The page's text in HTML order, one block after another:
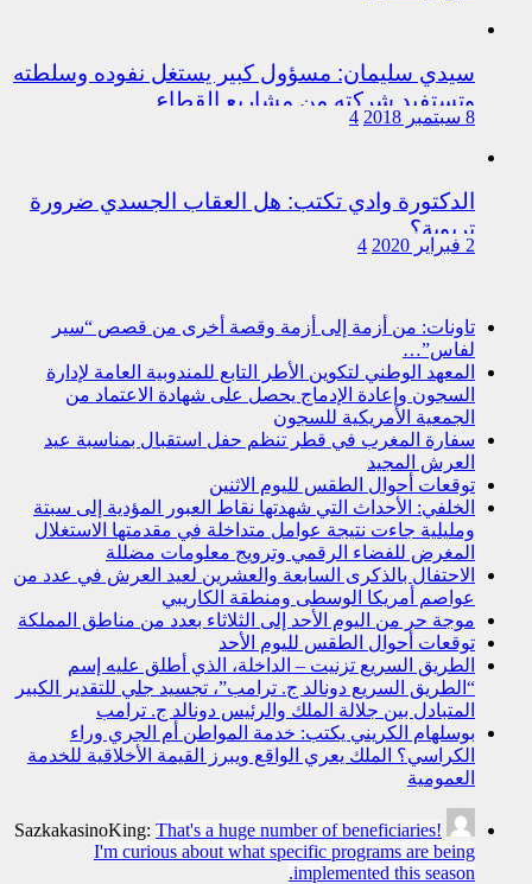
سيدي سليمان: مسؤول كبير يستغل نفوده وسلطته
وتستفيد شركته من مشاريع القطاع
8 سبتمبر 2018 4
الدكتورة وادي تكتب: هل العقاب الجسدي ضرورة
تربوية؟
2 فبراير 2020 4
تاونات: من أزمة إلى أزمة وقصة أخرى من قصص “سير
لفاس”…
المعهد الوطني لتكوين الأطر التابع للمندوبية العامة لإدارة
السجون وإعادة الإدماج يحصل على شهادة الاعتماد من
الجمعية الأمريكية للسجون
سفارة المغرب في قطر تنظم حفل استقبال بمناسبة عيد
العرش المجيد
توقعات أحوال الطقس لليوم الاثنين
الخلفي: الأحداث التي شهدتها نقاط العبور المؤدية إلى سبتة
ومليلية جاءت نتيجة عوامل متداخلة في مقدمتها الاستغلال
المغرض للفضاء الرقمي وترويج معلومات مضللة
الاحتفال بالذكرى السابعة والعشرين لعيد العرش في عدد من
عواصم أمريكا الوسطى ومنطقة الكاريبي
موجة حر من اليوم الأحد إلى الثلاثاء بعدد من مناطق المملكة
توقعات أحوال الطقس لليوم الأحد
الطريق السريع تزنيت – الداخلة، الذي أطلق عليه إسم
“الطريق السريع دونالد ج. ترامب”، تجسيد جلي للتقدير الكبير
المتبادل بين جلالة الملك والرئيس دونالد ج. ترامب
بوسلهام الكريني يكتب: خدمة المواطن أم الجري وراء
الكراسي؟ الملك يعري الواقع ويبرز القيمة الأخلاقية للخدمة
العمومية
SazkakasinoKing: That's a huge number of beneficiaries!
I'm curious about what specific programs are being
implemented this season.